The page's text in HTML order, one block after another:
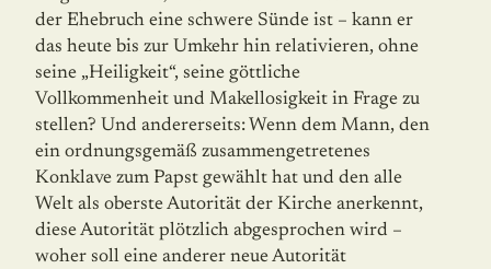
der Ehebruch eine schwere Sünde ist – kann er
das heute bis zur Umkehr hin relativieren, ohne
seine „Heiligkeit“, seine göttliche
Vollkommenheit und Makellosigkeit in Frage zu
stellen? Und andererseits: Wenn dem Mann, den
ein ordnungsgemäß zusammengetretenes
Konklave zum Papst gewählt hat und den alle
Welt als oberste Autorität der Kirche anerkennt,
diese Autorität plötzlich abgesprochen wird –
woher soll eine anderer neue Autorität